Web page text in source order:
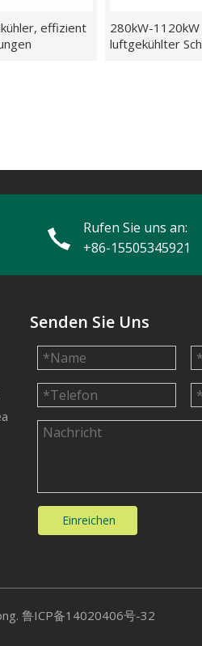
effizient
280kW-
luftgekühlter
Rufen Sie uns an:
+86-15505345921
Senden Sie Uns
Einreichen
鲁ICP备14020406号-32